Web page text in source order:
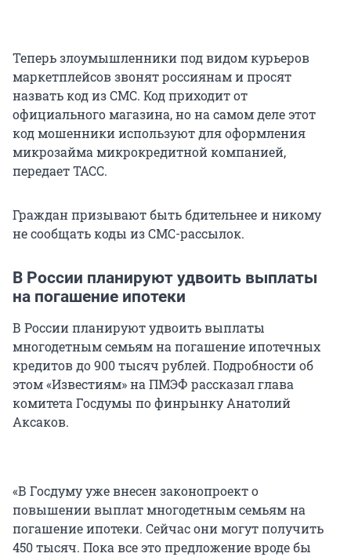
Теперь злоумышленники под видом курьеров
маркетплейсов звонят россиянам и просят
назвать код из СМС. Код приходит от
официального магазина, но на самом деле этот
код мошенники используют для оформления
микрозайма микрокредитной компанией,
передает ТАСС.
Граждан призывают быть бдительнее и никому
не сообщать коды из СМС-рассылок.
В России планируют удвоить выплаты
на погашение ипотеки
В России планируют удвоить выплаты
многодетным семьям на погашение ипотечных
кредитов до 900 тысяч рублей. Подробности об
этом «Известиям» на ПМЭФ рассказал глава
комитета Госдумы по финрынку Анатолий
Аксаков.
«В Госдуму уже внесен законопроект о
повышении выплат многодетным семьям на
погашение ипотеки. Сейчас они могут получить
450 тысяч. Пока все это предложение вроде бы